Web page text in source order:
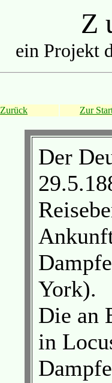
Z
ein Projekt
Zurück
Zur
Der
York).
Die an
in